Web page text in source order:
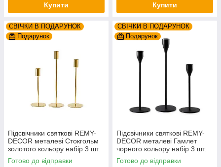
Купити Купити
СВІЧКИ В ПОДАРУНОК
Подарунок
Підсвічники святкові REMY-
DEСOR металеві Стокгольм
золотого кольору набір 3 шт.
висота 19см 24см 29см
Готово до відправки
СВІЧКИ В ПОДАРУНОК
Подарунок
Підсвічники святкові REMY-
DEСOR металеві Гамлет
чорного кольору набір 3 шт.
висота 23см 28см 33см
Готово до відправки